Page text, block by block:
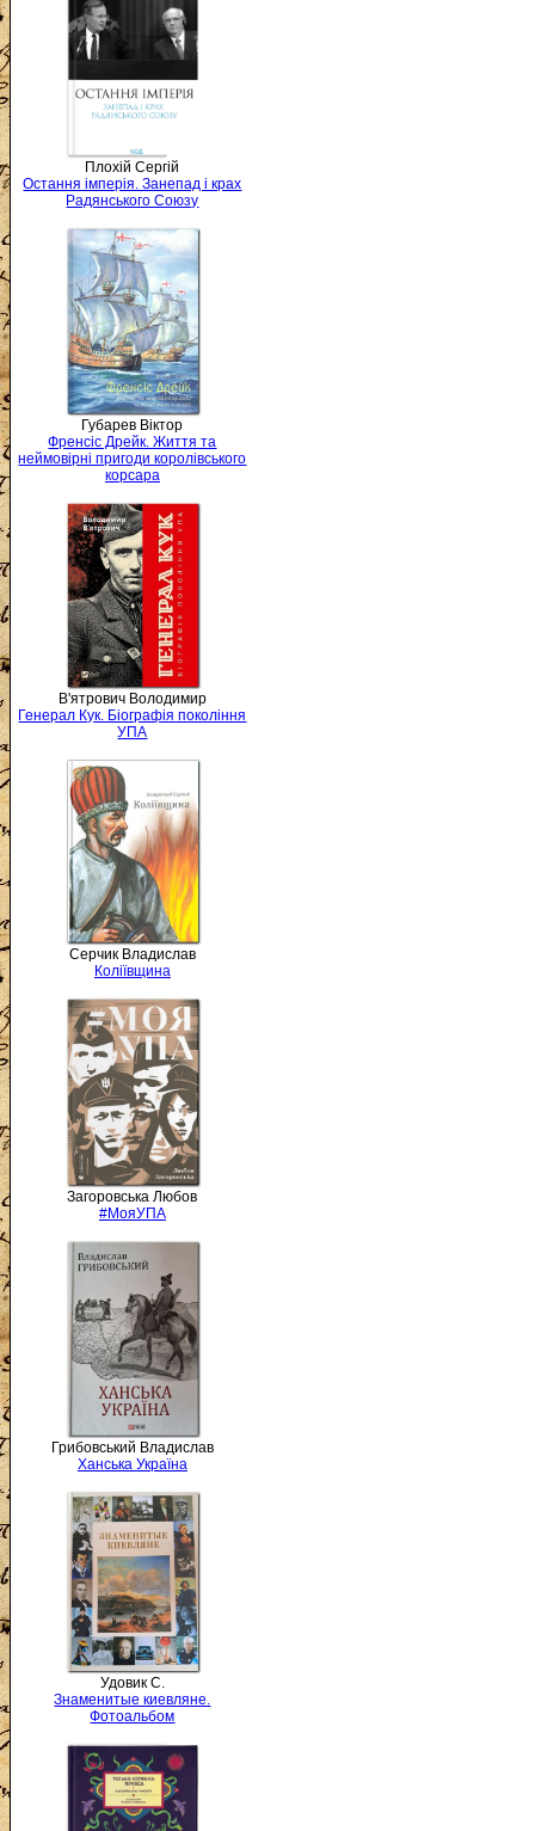
Плохій Сергій
Остання імперія. Занепад і крах
Радянського Союзу
Губарев Віктор
Френсіс Дрейк. Життя та
неймовірні пригоди королівського
корсара
В'ятрович Володимир
Генерал Кук. Біографія покоління
УПА
Серчик Владислав
Коліївщина
Загоровська Любов
#МояУПА
Грибовський Владислав
Ханська Україна
Удовик С.
Знаменитые киевляне.
Фотоальбом